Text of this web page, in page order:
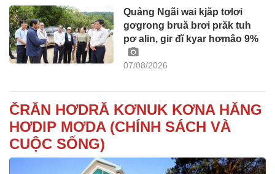
Quảng Ngãi wai kjăp tơlơi
gơgrong bruă brơi prăk tuh
pơ alin, gir đĭ kyar hơmâo 9%
07/08/2026
ČRĂN HƠDRĂ KƠNUK KƠNA HĂNG
HƠDIP MƠDA (CHÍNH SÁCH VÀ
CUỘC SỐNG)